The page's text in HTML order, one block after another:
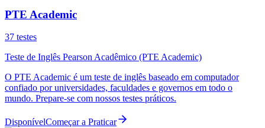
PTE Academic
37 testes
Teste de Inglês Pearson Acadêmico (PTE Academic)
O PTE Academic é um teste de inglês baseado em computador
confiado por universidades, faculdades e governos em todo o
mundo. Prepare-se com nossos testes práticos.
DisponívelComeçar a Praticar